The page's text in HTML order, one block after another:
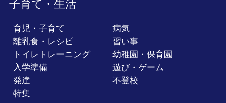
子育て・生活
育児・子育て
病気
離乳食・レシピ
習い事
トイレトレーニング
幼稚園・保育園
入学準備
遊び・ゲーム
発達
不登校
特集